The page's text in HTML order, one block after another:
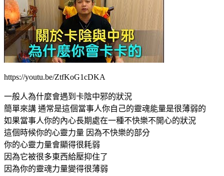
https://youtu.be/ZtfKoG1cDKA
一般人為什麼會遇到卡陰中邪的狀況
簡單來講 通常是這個當事人你自己的靈魂能量是很薄弱的
如果當事人你的內心長期處在一種不快樂不開心的狀況
這個時候你的心靈力量 因為不快樂的部分
你的心靈力量會顯得很耗弱
因為它被很多東西給壓抑住了
因為你的靈魂力量變得很薄弱